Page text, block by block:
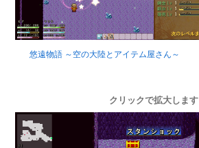
悠遠物語 ～空の大陸とアイテム屋さん～
クリックで拡大します